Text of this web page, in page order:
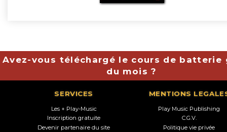
Avez-vous téléchargé le cours de batterie
du mois ?
SERVICES
Les + Play-Music
Inscription gratuite
Devenir partenaire du site
MENTIONS
Play Music Publishing
C.G.V.
Politique vie privée